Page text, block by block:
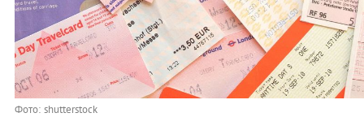
Фото: shutterstock